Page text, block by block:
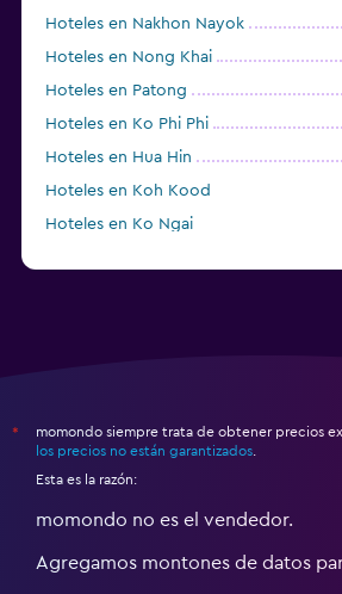
Hoteles en Nakhon Nayok
Hoteles en Nong Khai
Hoteles en Patong
Hoteles en Ko Phi Phi
Hoteles en Hua Hin
Hoteles en Koh Kood
Hoteles en Ko Ngai
*
momondo siempre trata de obtener precios
los precios no están garantizados
Esta es la razón:
momondo no es el vendedor.
Agregamos montones de datos